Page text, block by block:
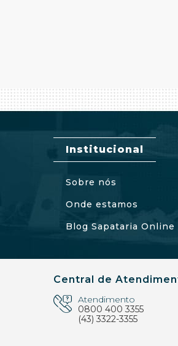
Institucional
Sobre nós
Onde estamos
Blog Sapataria Online
Central de
Atendimento
0800 400 3355
(43) 3322-3355